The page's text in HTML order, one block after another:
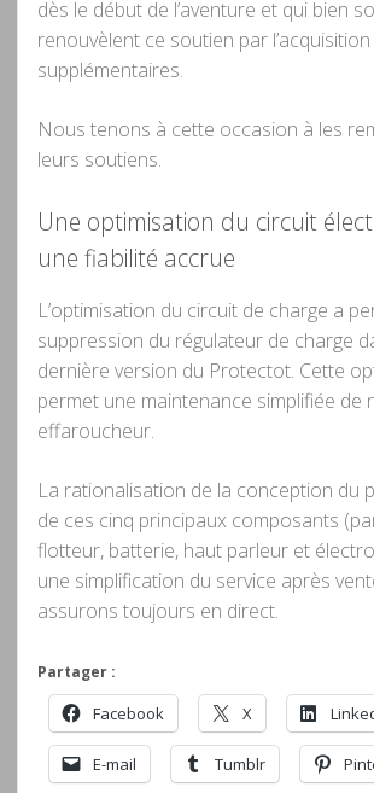
dès le début de l’aventure et qui bien
renouvèlent ce soutien par l’acquisition
supplémentaires.
Nous tenons à cette occasion à les
leurs soutiens.
Une optimisation du circuit
une fiabilité accrue
L’optimisation du circuit de charge a
suppression du régulateur de charge
dernière version du Protectot. Cette
permet une maintenance simplifiée de
effaroucheur.
La rationalisation de la conception du
de ces cinq principaux composants
flotteur, batterie, haut parleur et
une simplification du service après
assurons toujours en direct.
Partager :
Facebook X
E-mail Tumblr